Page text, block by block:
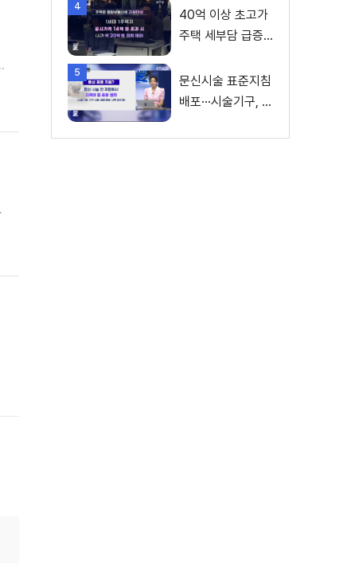
4
40억 이상 초고가
주택 세부담 급증···
화
5
문신시술 표준지침
배포···시술기구, 일